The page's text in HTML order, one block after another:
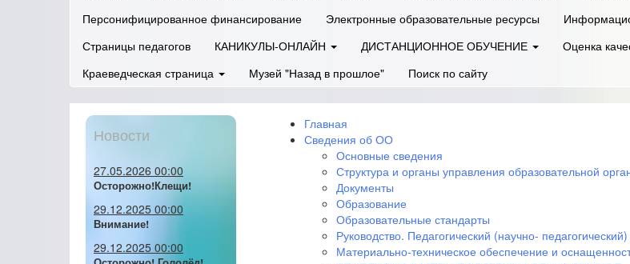
Персонифицированное финансирование
Электронные образовательные ресурсы
Страницы педагогов
КАНИКУЛЫ-ОНЛАЙН ДИСТАНЦИОННОЕ ОБУЧЕНИЕ Оценка
Краеведческая страница
Музей "Назад в прошлое" Поиск по сайту
Новости
27.05.2026 00:00
Осторожно!Клещи!
29.12.2025 00:00
Внимание!
29.12.2025 00:00
Главная
Сведения об ОО
Основные сведения
Структура и органы управления образовательной
Документы
Образование
Образовательные стандарты
Руководство. Педагогический (научно- педагогический)
Материально-техническое обеспечение и